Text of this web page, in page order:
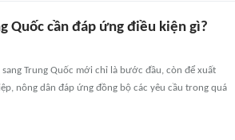
Quốc cần đáp ứng điều kiện gì?
Trung Quốc mới chỉ là bước đầu, còn để xuất
nông dân đáp ứng đồng bộ các yêu cầu trong quá